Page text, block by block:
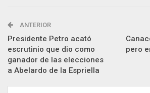
ANTERIOR
Presidente Petro acató
escrutinio que dio como
ganador de las elecciones
a Abelardo de la Espriella
pero